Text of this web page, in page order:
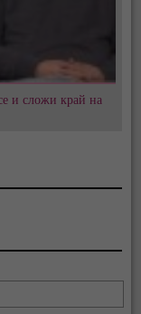
и сложи край на